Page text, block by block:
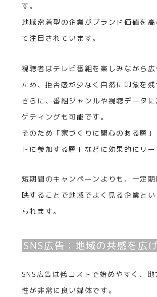
す。
地域密着型の企業がブランド価値を
て注目されています。
視聴者はテレビ番組を楽しみながら
ため、拒否感が少なく自然に印象を残
さらに、番組ジャンルや視聴データ
ゲティングも可能です。
そのため「家づくりに関心のある層
トに参加する層」などに効果的にリー
短期間のキャンペーンよりも、一定
映することで地域でよく見る企業と
られます。
SNS広告：地域の共感を広
SNS広告は低コストで始めやすく、
性が非常に良い媒体です。